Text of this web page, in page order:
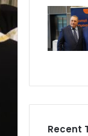
Recent